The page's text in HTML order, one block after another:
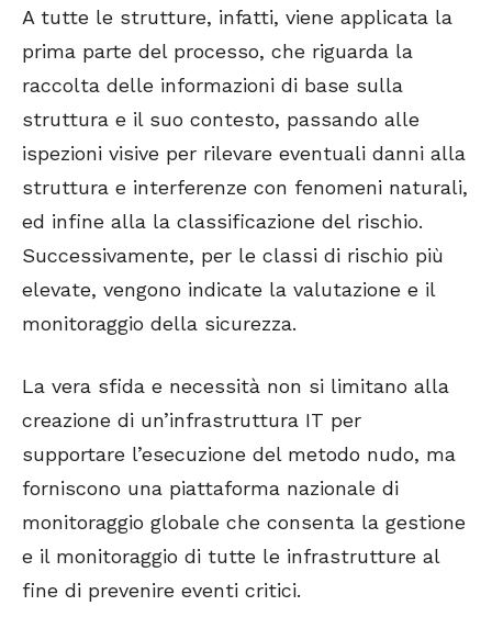
A tutte le strutture, infatti, viene applicata la
prima parte del processo, che riguarda la
raccolta delle informazioni di base sulla
struttura e il suo contesto, passando alle
ispezioni visive per rilevare eventuali danni alla
struttura e interferenze con fenomeni naturali,
ed infine alla la classificazione del rischio.
Successivamente, per le classi di rischio più
elevate, vengono indicate la valutazione e il
monitoraggio della sicurezza.
La vera sfida e necessità non si limitano alla
creazione di un’infrastruttura IT per
supportare l’esecuzione del metodo nudo, ma
forniscono una piattaforma nazionale di
monitoraggio globale che consenta la gestione
e il monitoraggio di tutte le infrastrutture al
fine di prevenire eventi critici.